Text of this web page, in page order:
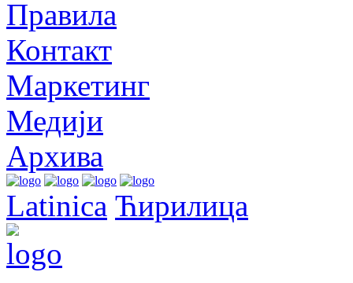
Правила
Контакт
Маркетинг
Медији
Архива
Latinica Ћирилица